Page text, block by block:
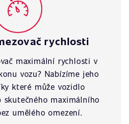
rychlosti
maximální rychlosti v
vozu? Nabízíme jeho
které může vozidlo
skutečného maximálního
umělého omezení.